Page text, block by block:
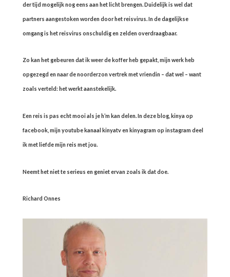
der tijd mogelijk nog eens aan het licht brengen. Duidelijk is wel dat
partners aangestoken worden door het reisvirus. In de dagelijkse
omgang is het reisvirus onschuldig en zelden overdraagbaar.
Zo kan het gebeuren dat ik weer de koffer heb gepakt, mijn werk heb
opgezegd en naar de noorderzon vertrek met vriendin – dat wel – want
zoals verteld: het werkt aanstekelijk.
Een reis is pas echt mooi als je h’m kan delen. In deze blog, kinya op
facebook, mijn youtube kanaal kinyatv en kinyagram op instagram deel
ik met liefde mijn reis met jou.
Neemt het niet te serieus en geniet ervan zoals ik dat doe.
Richard Onnes